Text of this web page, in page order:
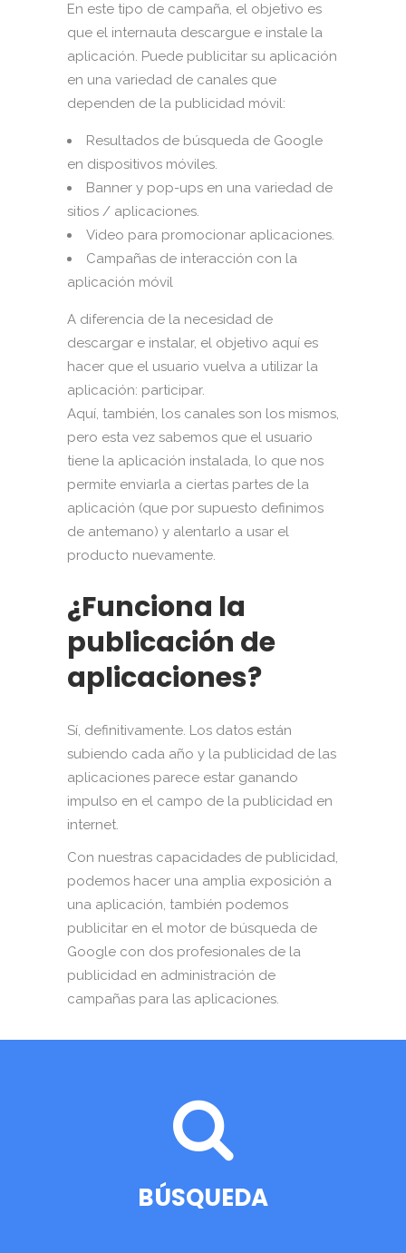
En este tipo de campaña, el objetivo es
que el internauta descargue e instale la
aplicación. Puede publicitar su aplicación
en una variedad de canales que
dependen de la publicidad móvil:
Resultados de búsqueda de Google
en dispositivos móviles.
Banner y pop-ups en una variedad de
sitios / aplicaciones.
Video para promocionar aplicaciones.
Campañas de interacción con la
aplicación móvil
A diferencia de la necesidad de
descargar e instalar, el objetivo aquí es
hacer que el usuario vuelva a utilizar la
aplicación: participar.
Aquí, también, los canales son los mismos,
pero esta vez sabemos que el usuario
tiene la aplicación instalada, lo que nos
permite enviarla a ciertas partes de la
aplicación (que por supuesto definimos
de antemano) y alentarlo a usar el
producto nuevamente.
¿Funciona la
publicación de
aplicaciones?
Sí, definitivamente. Los datos están
subiendo cada año y la publicidad de las
aplicaciones parece estar ganando
impulso en el campo de la publicidad en
internet.
Con nuestras capacidades de publicidad,
podemos hacer una amplia exposición a
una aplicación, también podemos
publicitar en el motor de búsqueda de
Google con dos profesionales de la
publicidad en administración de
campañas para las aplicaciones.
BÚSQUEDA